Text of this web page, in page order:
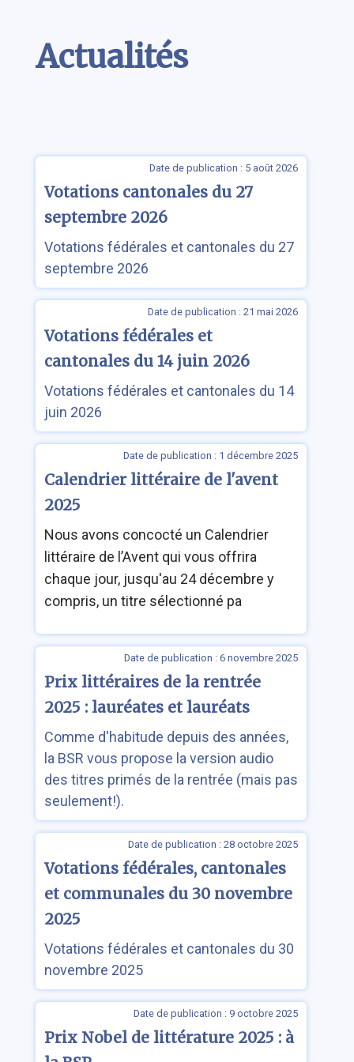
Actualités
Date de publication : 5 août 2026
Votations cantonales du 27
septembre 2026
Votations fédérales et cantonales du 27
septembre 2026
Date de publication : 21 mai 2026
Votations fédérales et
cantonales du 14 juin 2026
Votations fédérales et cantonales du 14
juin 2026
Date de publication : 1 décembre 2025
Calendrier littéraire de l'avent
2025
Nous avons concocté un Calendrier
littéraire de l’Avent qui vous offrira
chaque jour, jusqu'au 24 décembre y
compris, un titre sélectionné pa
Date de publication : 6 novembre 2025
Prix littéraires de la rentrée
2025 : lauréates et lauréats
Comme d'habitude depuis des années,
la BSR vous propose la version audio
des titres primés de la rentrée (mais pas
seulement!).
Date de publication : 28 octobre 2025
Votations fédérales, cantonales
et communales du 30 novembre
2025
Votations fédérales et cantonales du 30
novembre 2025
Date de publication : 9 octobre 2025
Prix Nobel de littérature 2025 : à